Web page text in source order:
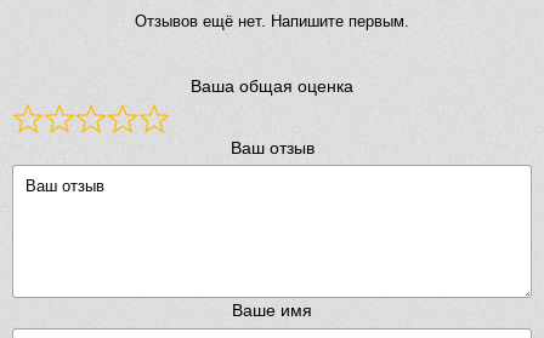
Отзывов ещё нет. Напишите первым.
Ваша общая оценка
Ваш отзыв
Ваше имя